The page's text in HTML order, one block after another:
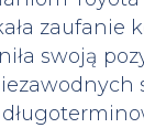
zaufanie
swoją